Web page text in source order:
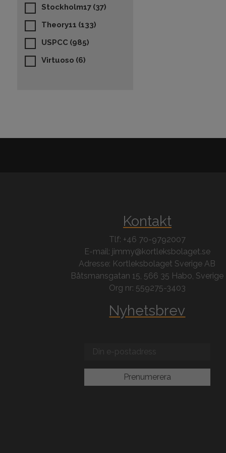
Stockholm17 (37)
Theory11 (133)
USPCC (985)
Virtuoso (6)
Kontakt
Tlf: +46 70-9792007
E-mail: jimmy@kortleksbolaget.se
Adresse: Kortleksbolaget Sverige AB
Båtsmansgatan 15, 566 35 Habo, Sverige
Org nr: 559275-3403
Nyhetsbrev